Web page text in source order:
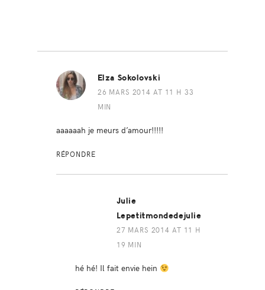
Elza Sokolovski
26 MARS 2014 AT 11 H 33
MIN
aaaaaah je meurs d’amour!!!!!
RÉPONDRE
Julie
Lepetitmondedejulie
27 MARS 2014 AT 11 H
19 MIN
hé hé! Il fait envie hein